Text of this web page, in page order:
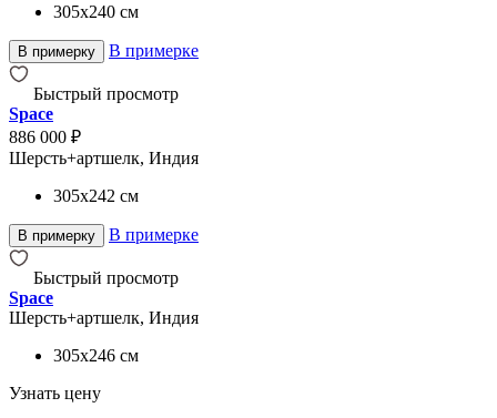
305x240 см
В примерку В примерке
Быстрый просмотр
Space
886 000 ₽
Шерсть+артшелк, Индия
305x242 см
В примерку В примерке
Быстрый просмотр
Space
Шерсть+артшелк, Индия
305x246 см
Узнать цену